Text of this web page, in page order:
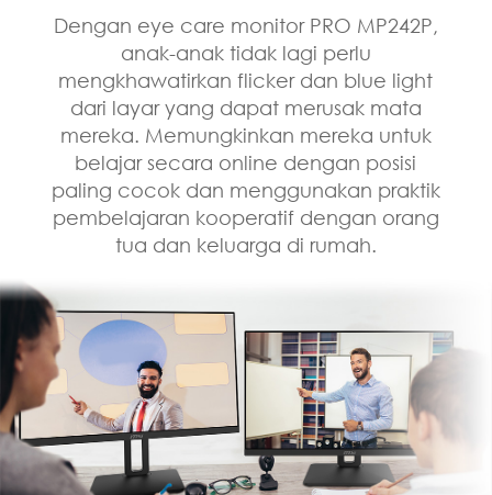
Dengan eye care monitor PRO MP242P,
anak-anak tidak lagi perlu
mengkhawatirkan flicker dan blue light
dari layar yang dapat merusak mata
mereka. Memungkinkan mereka untuk
belajar secara online dengan posisi
paling cocok dan menggunakan praktik
pembelajaran kooperatif dengan orang
tua dan keluarga di rumah.